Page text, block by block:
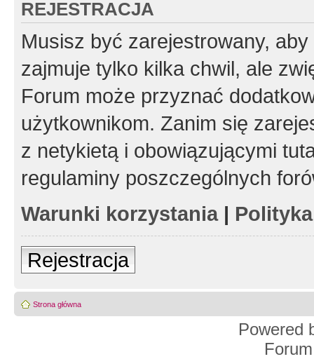
REJESTRACJA
Musisz być zarejestrowany,
zajmuje tylko kilka chwil, ale
Forum może przyznać
użytkownikom. Zanim się
z netykietą i obowiązującymi
regulaminy poszczególnych
Warunki korzystania|
Rejestracja
Strona główna
Powered